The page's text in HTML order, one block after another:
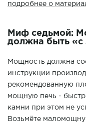
подробнее о
Миф седьмой:
должна быть «с
Мощность должна
инструкции
рекомендованную
мощную печь -
камни при этом не
Возьмёте